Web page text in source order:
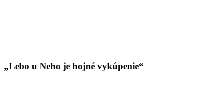
„Lebo u Neho je hojné vykúpenie“